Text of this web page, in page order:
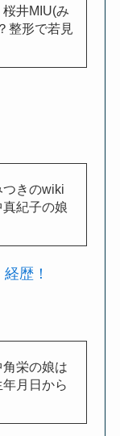
桜井MIU(み
整形で若見
つきのwiki
紀子の娘
歴！
栄の娘は
月日から